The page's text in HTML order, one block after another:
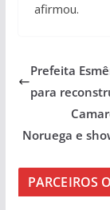
afirmou.
Prefeita
para
Noruega e
PARCEIROS